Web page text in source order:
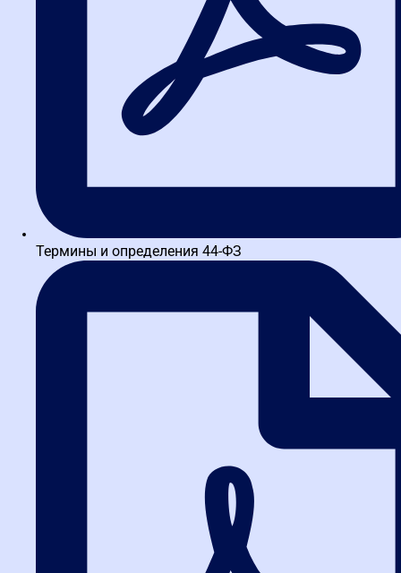
Не просто изучайте закупки — отрабатывайте реальные
действия
Интерактивный тренажер
для ознакомления с ЕИС
Поиск закупок, информации, торгов и технических заданий в
Термины и определения 44-ФЗ